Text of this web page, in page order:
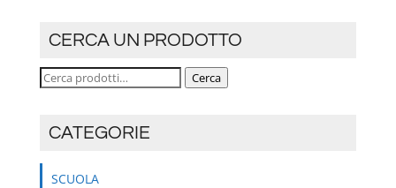
CERCA UN PRODOTTO
Cerca: Cerca
CATEGORIE
SCUOLA